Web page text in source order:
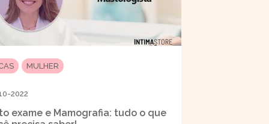
MULHER
2022
exame e Mamografia: tudo o que